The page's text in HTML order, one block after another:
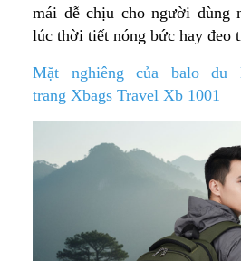
mái dễ chịu cho người dùng
lúc thời tiết nóng bức hay đeo
Mặt nghiêng của balo
trang Xbags Travel Xb 1001